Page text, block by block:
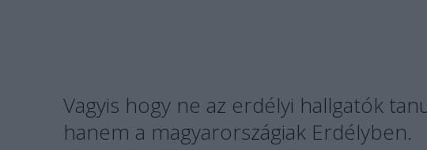
Vagyis hogy ne az erdélyi hallgatók
hanem a magyarországiak Erdélyben.